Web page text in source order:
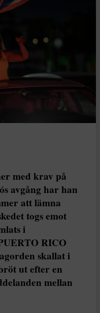
med krav på
avgång har han
att lämna
togs emot
i
RICO
skallat i
ut efter en
mellan